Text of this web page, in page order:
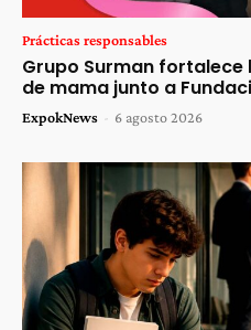
Prácticas responsables
Grupo Surman
de mama junto a
ExpokNews - 6 agosto 2026